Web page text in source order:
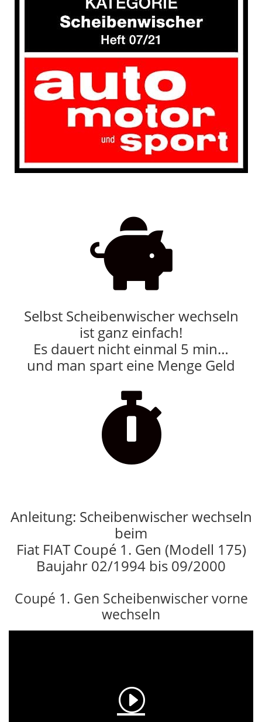

Selbst Scheibenwischer wechseln
ist ganz einfach!
Es dauert nicht einmal 5 min…
und man spart eine Menge Geld

Anleitung: Scheibenwischer wechseln
beim
Fiat FIAT Coupé 1. Gen (Modell 175)
Baujahr 02/1994 bis 09/2000
Coupé 1. Gen Scheibenwischer vorne
wechseln